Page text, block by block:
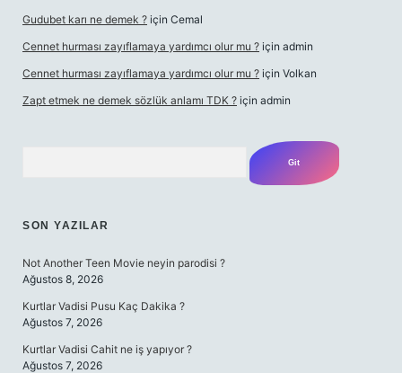
Gudubet karı ne demek ? için Cemal
Cennet hurması zayıflamaya yardımcı olur mu ? için admin
Cennet hurması zayıflamaya yardımcı olur mu ? için Volkan
Zapt etmek ne demek sözlük anlamı TDK ? için admin
SON YAZILAR
Not Another Teen Movie neyin parodisi ?
Ağustos 8, 2026
Kurtlar Vadisi Pusu Kaç Dakika ?
Ağustos 7, 2026
Kurtlar Vadisi Cahit ne iş yapıyor ?
Ağustos 7, 2026